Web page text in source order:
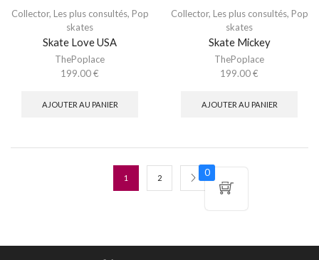
Collector, Les plus consultés, Pop
skates
Skate Love USA
ThePoplace
199.00€
AJOUTER AU PANIER
Collector, Les plus consultés, Pop
skates
Skate Mickey
ThePoplace
199.00€
AJOUTER AU PANIER
1 2 0